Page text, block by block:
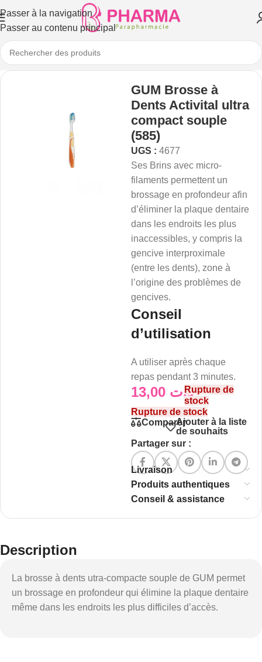
Passer à la navigation
Passer au contenu principal
GUM Brosse à
Dents Activital ultra
compact souple
(585)
UGS : 4677
Ses Brins avec micro-
filaments permettent un
brossage en profondeur afin
d’éliminer la plaque dentaire
dans les endroits les plus
inaccessibles, y compris la
gencive interproximale
(entre les dents), zone à
l’origine des problèmes de
gencives.
Conseil
d’utilisation
A utiliser après chaque
repas pendant 3 minutes.
د.تRupture de
stock
Rupture de stock
ComparerAjouter à la liste
de souhaits
Partager sur :
Livraison
Produits authentiques
Conseil & assistance
Description
La brosse à dents utra-compacte souple de GUM permet
un brossage en profondeur qui élimine la plaque dentaire
même dans les endroits les plus difficiles d’accès.